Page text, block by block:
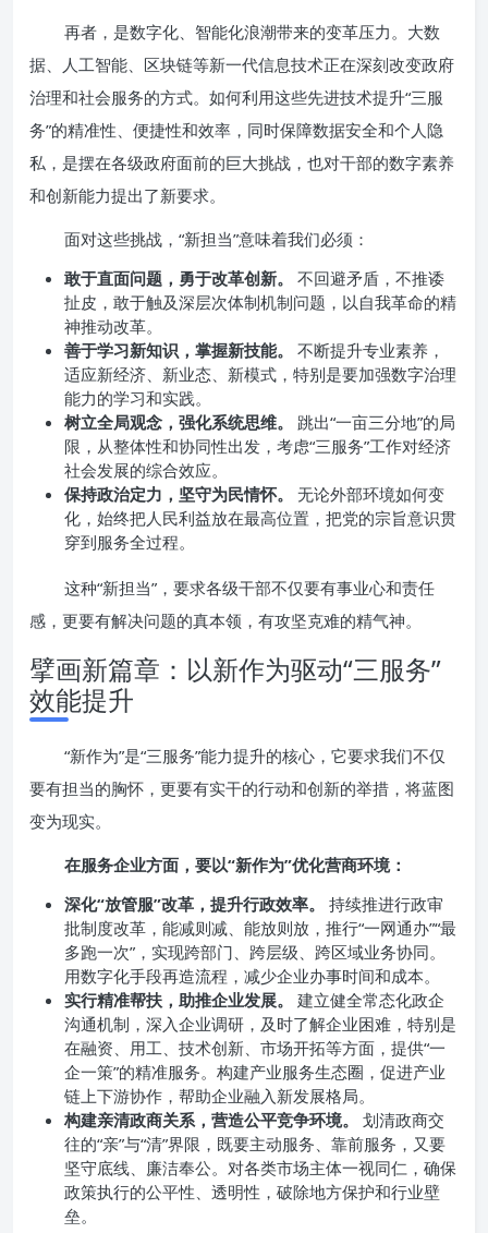
再者，是数字化、智能化浪潮带来的变革压力。大数
据、人工智能、区块链等新一代信息技术正在深刻改变政府
治理和社会服务的方式。如何利用这些先进技术提升“三服
务”的精准性、便捷性和效率，同时保障数据安全和个人隐
私，是摆在各级政府面前的巨大挑战，也对干部的数字素养
和创新能力提出了新要求。
面对这些挑战，“新担当”意味着我们必须：
敢于直面问题，勇于改革创新。
不回避矛盾，不推诿
扯皮，敢于触及深层次体制机制问题，以自我革命的精
神推动改革。
善于学习新知识，掌握新技能。
不断提升专业素养，
适应新经济、新业态、新模式，特别是要加强数字治理
能力的学习和实践。
树立全局观念，强化系统思维。
跳出“一亩三分地”的局
限，从整体性和协同性出发，考虑“三服务”工作对经济
社会发展的综合效应。
保持政治定力，坚守为民情怀。
无论外部环境如何变
化，始终把人民利益放在最高位置，把党的宗旨意识贯
穿到服务全过程。
这种“新担当”，要求各级干部不仅要有事业心和责任
感，更要有解决问题的真本领，有攻坚克难的精气神。
擘画新篇章：以新作为驱动“三服务”
效能提升
“新作为”是“三服务”能力提升的核心，它要求我们不仅
要有担当的胸怀，更要有实干的行动和创新的举措，将蓝图
变为现实。
在服务企业方面，要以“新作为”优化营商环境：
深化“放管服”改革，提升行政效率。
持续推进行政审
批制度改革，能减则减、能放则放，推行“一网通办”“最
多跑一次”，实现跨部门、跨层级、跨区域业务协同。
用数字化手段再造流程，减少企业办事时间和成本。
实行精准帮扶，助推企业发展。
建立健全常态化政企
沟通机制，深入企业调研，及时了解企业困难，特别是
在融资、用工、技术创新、市场开拓等方面，提供“一
企一策”的精准服务。构建产业服务生态圈，促进产业
链上下游协作，帮助企业融入新发展格局。
构建亲清政商关系，营造公平竞争环境。
划清政商交
往的“亲”与“清”界限，既要主动服务、靠前服务，又要
坚守底线、廉洁奉公。对各类市场主体一视同仁，确保
政策执行的公平性、透明性，破除地方保护和行业壁
垒。